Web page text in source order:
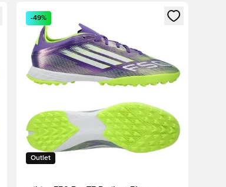
Odpre Modal za prijavo ali vpis kot član
Outlet
-49%